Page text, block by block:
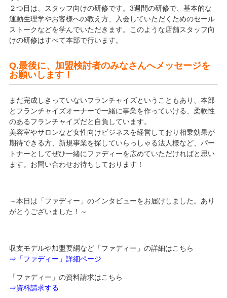
２つ目は、スタッフ向けの研修です。3週間の研修で、基本的な
運動生理学やお客様への教え方、入会していただくためのセール
ストークなどを学んでいただきます。このような店舗スタッフ向
けの研修はすべて本部で行います。
Q.最後に、加盟検討者のみなさんへメッセージを
お願いします！
まだ完成しきっていないフランチャイズということもあり、本部
とフランチャイズオーナーで一緒に事業を作っていける、柔軟性
のあるフランチャイズだと自負しています。
美容室やサロンなど女性向けビジネスを経営しており相乗効果が
期待できる方、新規事業を探していらっしゃる法人様など、パー
トナーとしてぜひ一緒にファディーを広めていただければと思い
ます。お問い合わせお待ちしております！
～本日は「ファディー」のインタビューをお届けしました。あり
がとうございました！～
収支モデルや加盟要綱など「ファディー」の詳細はこちら
⇒ 「ファディー」詳細ページ
「ファディー」の資料請求はこちら
⇒資料請求する